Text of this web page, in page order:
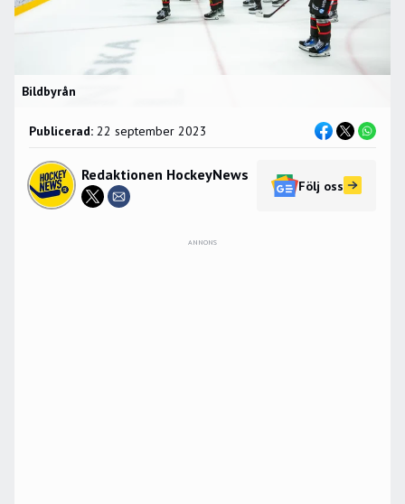
Bildbyrån
Publicerad: 22 september 2023
Redaktionen HockeyNews
Följ oss
ANNONS